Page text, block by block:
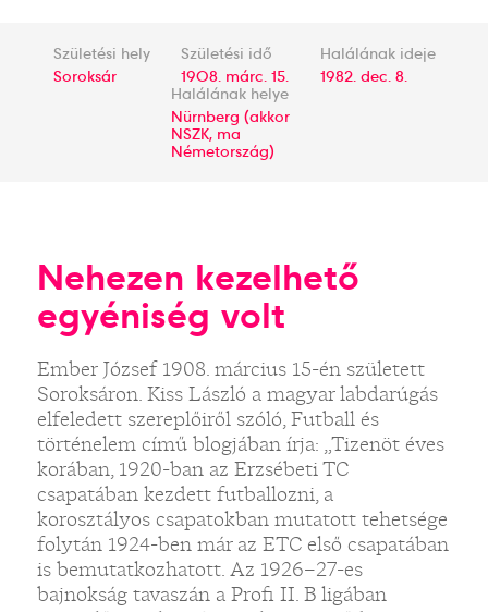
Születési hely
Soroksár
Születési idő
1908. márc. 15.
Halálának ideje
1982. dec. 8.
Halálának helye
Nürnberg (akkor
NSZK, ma
Németország)
Nehezen kezelhető
egyéniség volt
Ember József 1908. március 15-én született
Soroksáron. Kiss László a magyar labdarúgás
elfeledett szereplőiről szóló, Futball és
történelem című blogjában írja: „Tizenöt éves
korában, 1920-ban az Erzsébeti TC
csapatában kezdett futballozni, a
korosztályos csapatokban mutatott tehetsége
folytán 1924-ben már az ETC első csapatában
is bemutatkozhatott. Az 1926–27-es
bajnokság tavaszán a Profi II. B ligában